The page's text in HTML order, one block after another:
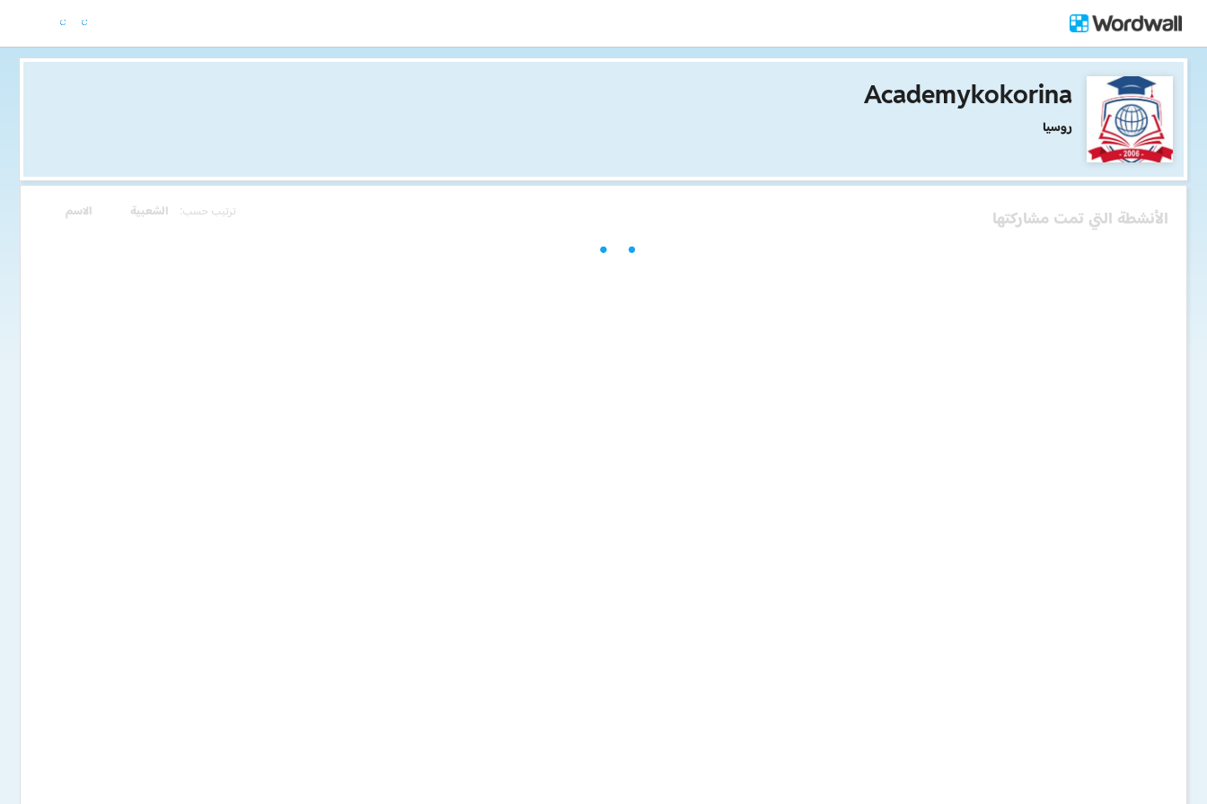
Academykokorina
روسيا
ترتيب حسب: الشعبية الاسم الأنشطة التي تمت مشاركتها